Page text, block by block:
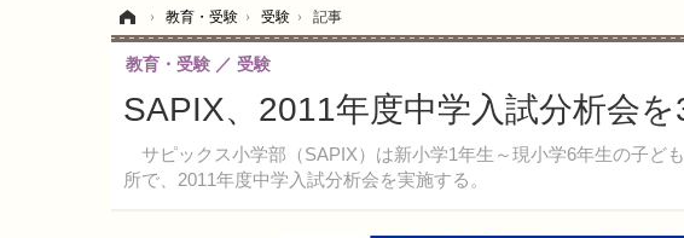
› 教育・受験 › 受験 › 記事
SAPIX、2011年度中学入試分析会
サピックス小学部（SAPIX）は新小学1年生～現小学6年生の子ど
所で、2011年度中学入試分析会を実施する。
教育・受験 受験